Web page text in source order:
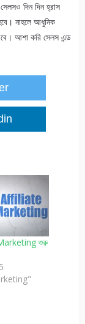
দিন দিন হ্রাস
নাহলে আধুনিক
আশা করি সেলস এন্ড
শুরু